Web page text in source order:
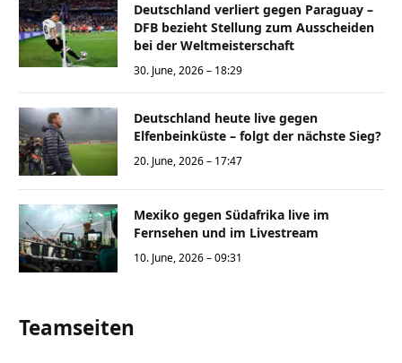
Deutschland verliert gegen Paraguay –
DFB bezieht Stellung zum Ausscheiden
bei der Weltmeisterschaft
30. June, 2026 – 18:29
Deutschland heute live gegen
Elfenbeinküste – folgt der nächste Sieg?
20. June, 2026 – 17:47
Mexiko gegen Südafrika live im
Fernsehen und im Livestream
10. June, 2026 – 09:31
Teamseiten